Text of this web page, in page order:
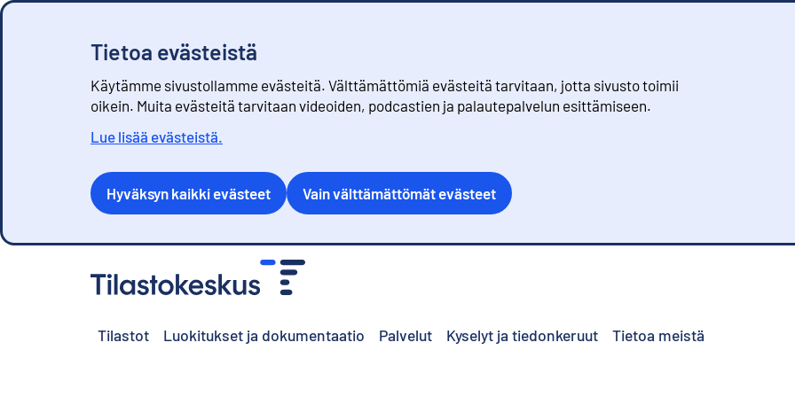
Tietoa evästeistä
Käytämme sivustollamme evästeitä. Välttämättömiä evästeitä tarvitaan, jotta sivusto toimii
oikein. Muita evästeitä tarvitaan videoiden, podcastien ja palautepalvelun esittämiseen.
Lue lisää evästeistä.
Hyväksyn kaikki evästeet Vain välttämättömät evästeet
Tilastot Luokitukset ja dokumentaatio Palvelut Kyselyt ja tiedonkeruut Tietoa meistä